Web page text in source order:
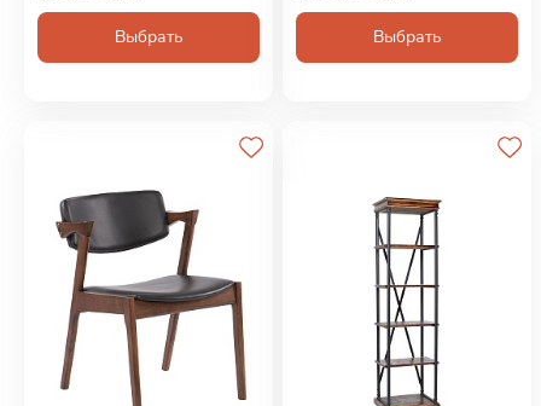
Выбрать Выбрать